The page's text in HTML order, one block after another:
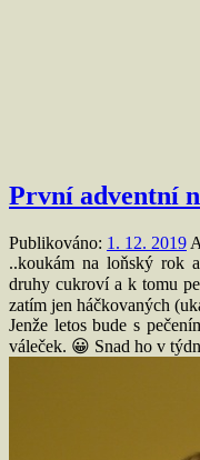
První adventní
Publikováno: 1. 12. 2019
..koukám na loňský rok
druhy cukroví a k tomu
zatím jen háčkovaných
Jenže letos bude s
váleček. 😀 Snad ho v